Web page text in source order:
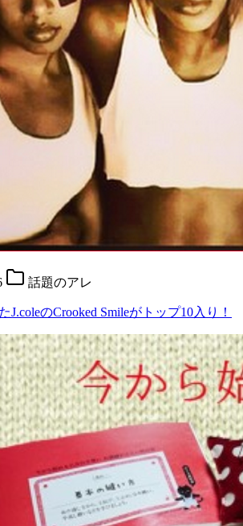
話題のアレ
J.coleのCrooked Smileがトップ10入り！